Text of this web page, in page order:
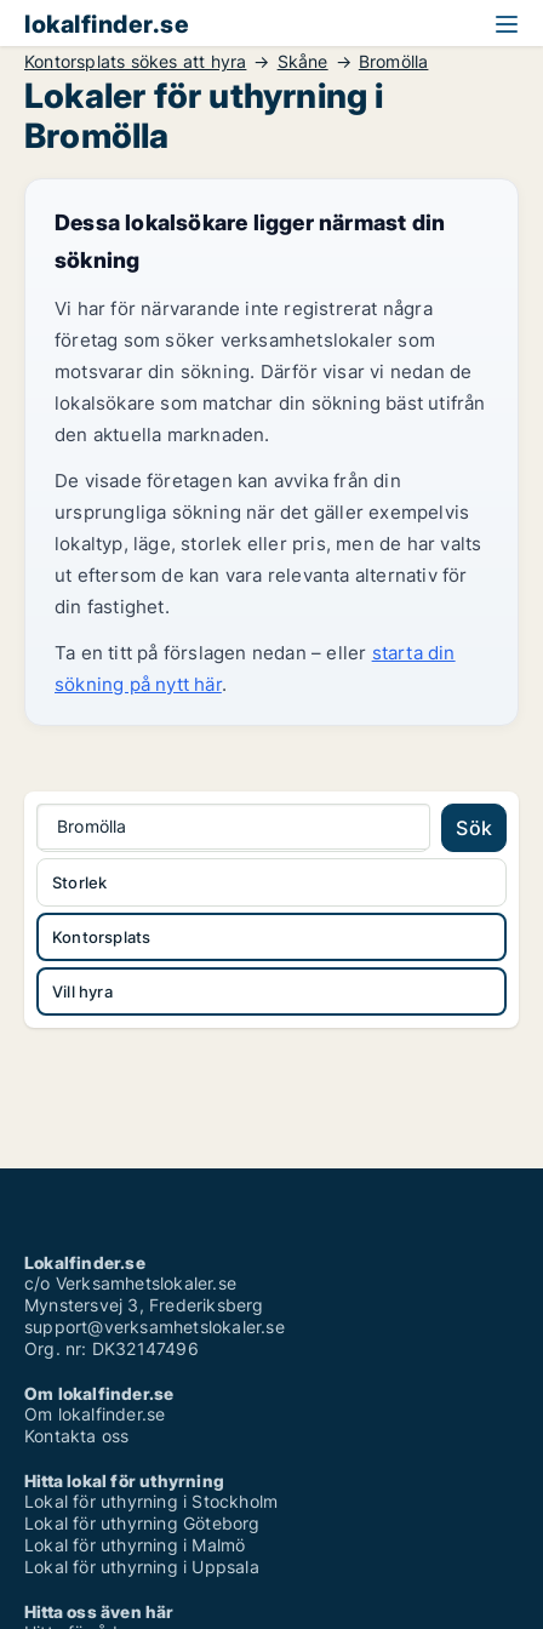
lokalfinder.se
Kontorsplats sökes att hyra Skåne Bromölla
Lokaler för uthyrning i
Bromölla
Dessa lokalsökare ligger närmast din
sökning
Vi har för närvarande inte registrerat några
företag som söker verksamhetslokaler som
motsvarar din sökning. Därför visar vi nedan de
lokalsökare som matchar din sökning bäst utifrån
den aktuella marknaden.
De visade företagen kan avvika från din
ursprungliga sökning när det gäller exempelvis
lokaltyp, läge, storlek eller pris, men de har valts
ut eftersom de kan vara relevanta alternativ för
din fastighet.
Ta en titt på förslagen nedan – eller starta din
sökning på nytt här.
Bromölla Sök
Kontorsplats
Vill hyra
Storlek
Lokalfinder.se
c/o Verksamhetslokaler.se
Mynstersvej 3, Frederiksberg
support@verksamhetslokaler.se
Org. nr: DK32147496
Om lokalfinder.se
Om lokalfinder.se
Kontakta oss
Hitta lokal för uthyrning
Lokal för uthyrning i Stockholm
Lokal för uthyrning Göteborg
Lokal för uthyrning i Malmö
Lokal för uthyrning i Uppsala
Hitta oss även här